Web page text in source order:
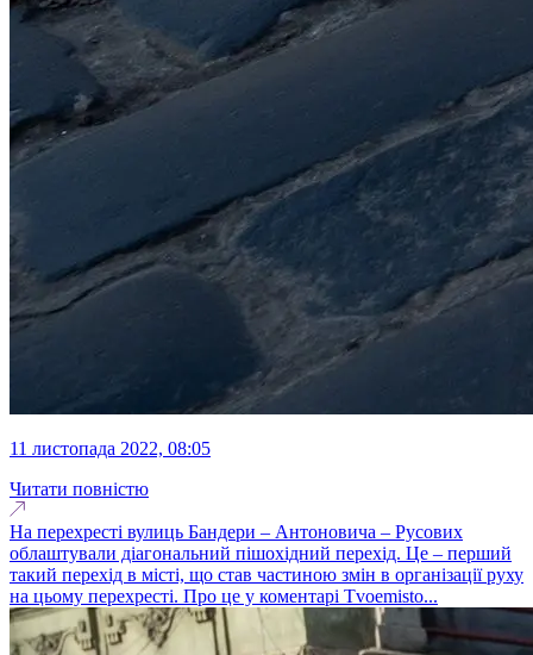
11 листопада 2022, 08:05
Читати повністю
На перехресті вулиць Бандери – Антоновича – Русових
облаштували діагональний пішохідний перехід. Це – перший
такий перехід в місті, що став частиною змін в організації руху
на цьому перехресті. Про це у коментарі Tvoemisto...